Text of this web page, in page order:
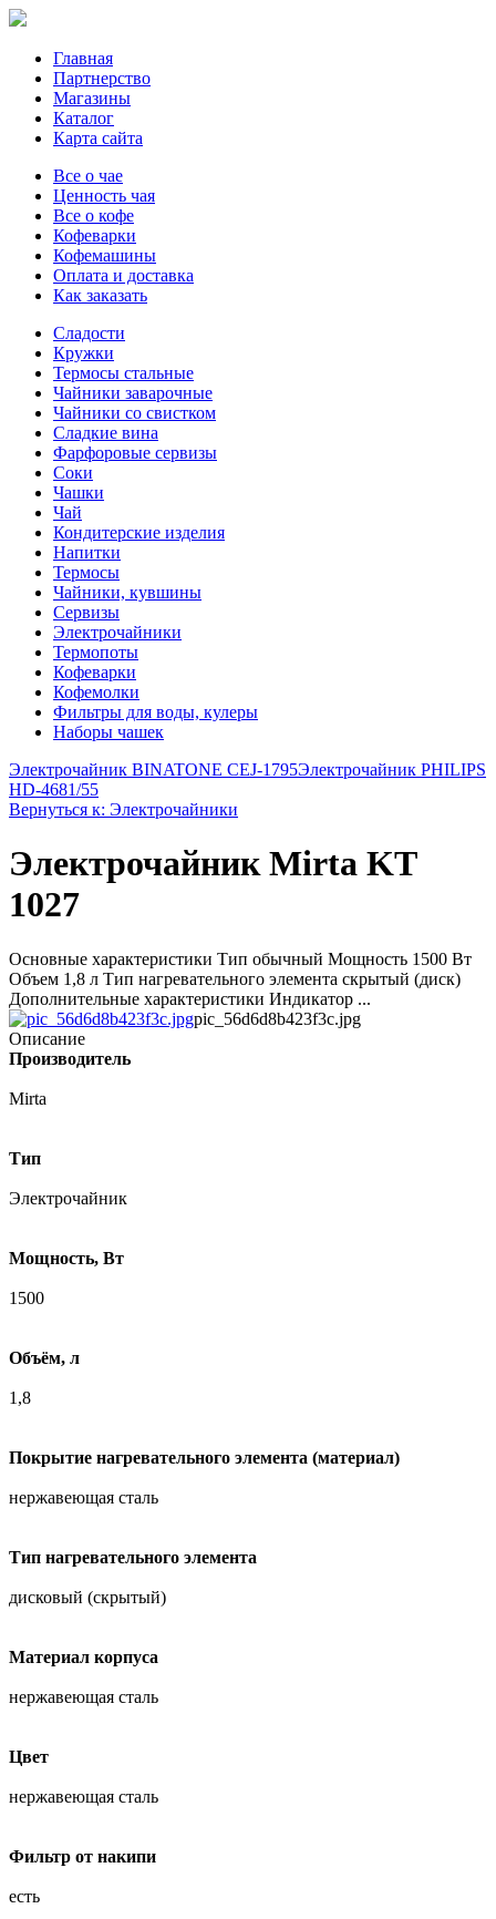
Главная
Партнерство
Магазины
Каталог
Карта сайта
Все о чае
Ценность чая
Все о кофе
Кофеварки
Кофемашины
Оплата и доставка
Как заказать
Сладости
Кружки
Термосы стальные
Чайники заварочные
Чайники со свистком
Сладкие вина
Фарфоровые сервизы
Соки
Чашки
Чай
Кондитерские изделия
Напитки
Термосы
Чайники, кувшины
Сервизы
Электрочайники
Термопоты
Кофеварки
Кофемолки
Фильтры для воды, кулеры
Наборы чашек
Электрочайник BINATONE CEJ-1795Электрочайник PHILIPS
HD-4681/55
Вернуться к: Электрочайники
Электрочайник Mirta KT
1027
Основные характеристики Тип обычный Мощность 1500 Вт
Объем 1,8 л Тип нагревательного элемента скрытый (диск)
Дополнительные характеристики Индикатор ...
pic_56d6d8b423f3c.jpg
Описание
Производитель
Mirta
Тип
Электрочайник
Мощность, Вт
1500
Объём, л
1,8
Покрытие нагревательного элемента (материал)
нержавеющая сталь
Тип нагревательного элемента
дисковый (скрытый)
Материал корпуса
нержавеющая сталь
Цвет
нержавеющая сталь
Фильтр от накипи
есть